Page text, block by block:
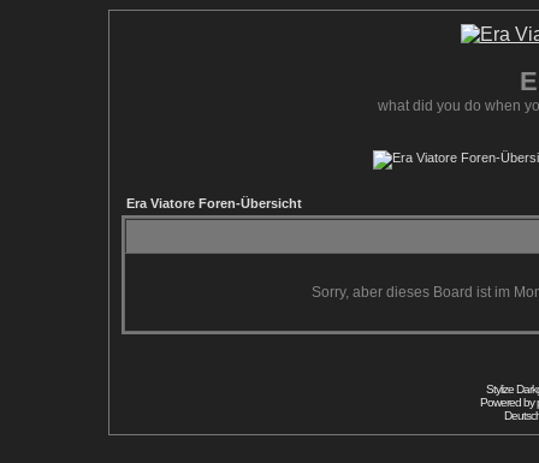
what did you do when
Era Viatore Foren-Übersicht
Sorry, aber dieses Board ist im
Stylize
Powered by